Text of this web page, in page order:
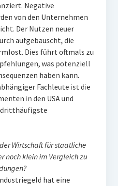
Negative
von den Unternehmen
Der Nutzen neuer
aufgebauscht, die
Dies führt oftmals zu
was potenziell
haben kann.
Fachleute ist die
in den USA und
dritthäufigste
Wirtschaft für staatliche
noch klein im Vergleich zu
hat eine